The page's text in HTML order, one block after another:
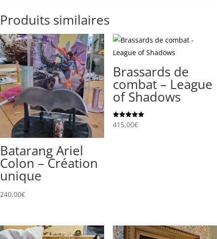
Produits similaires
Batarang Ariel
Colon – Création
unique
240,00€
Brassards de
combat – League
of Shadows
Note
5.00
415,00€